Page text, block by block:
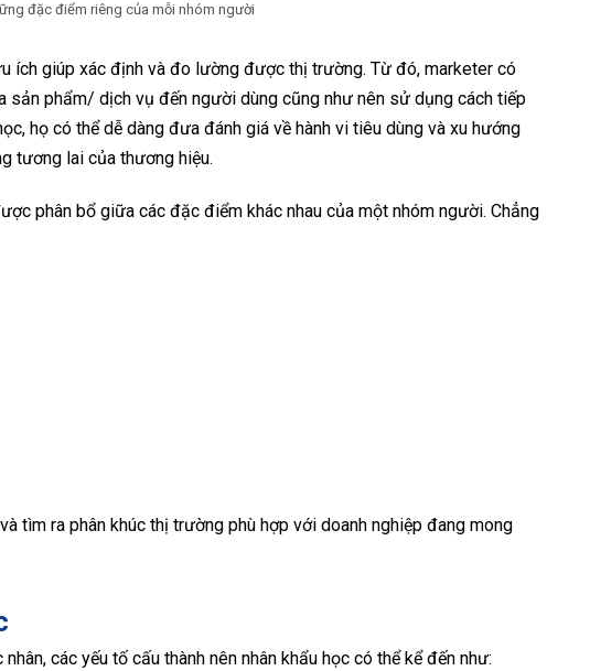
đặc điểm riêng của mỗi nhóm người
ích giúp xác định và đo lường được thị trường. Từ đó, marketer có
phẩm/ dịch vụ đến người dùng cũng như nên sử dụng cách tiếp
họ có thể dễ dàng đưa đánh giá về hành vi tiêu dùng và xu hướng
tương lai của thương hiệu.
phân bổ giữa các đặc điểm khác nhau của một nhóm người. Chẳng
tìm ra phân khúc thị trường phù hợp với doanh nghiệp đang mong
các yếu tố cấu thành nên nhân khẩu học có thể kể đến như: